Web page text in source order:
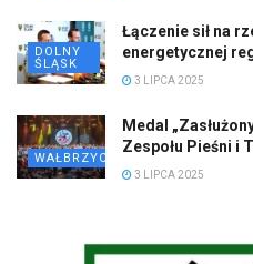
DOLNY
ŚLĄSK
Łączenie sił na
energetycznej
3 LIPCA 2025
WAŁBRZYCH
Medal
Zespołu Pieśni i
3 LIPCA 2025